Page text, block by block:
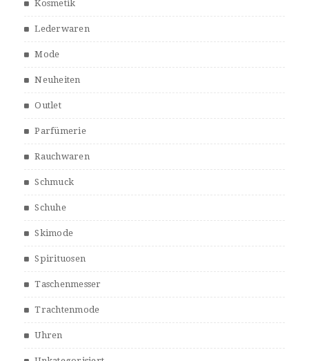
Kosmetik
Lederwaren
Mode
Neuheiten
Outlet
Parfümerie
Rauchwaren
Schmuck
Schuhe
Skimode
Spirituosen
Taschenmesser
Trachtenmode
Uhren